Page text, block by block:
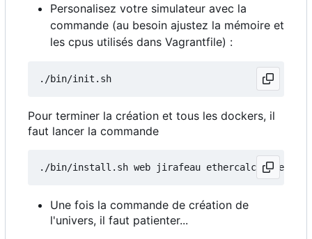
Personalisez votre simulateur avec la
commande (au besoin ajustez la mémoire et
les cpus utilisés dans Vagrantfile) :
Pour terminer la création et tous les dockers, il
faut lancer la commande
./bin/install.sh web jirafeau ethercalc etherpad
Une fois la commande de création de
l'univers, il faut patienter...